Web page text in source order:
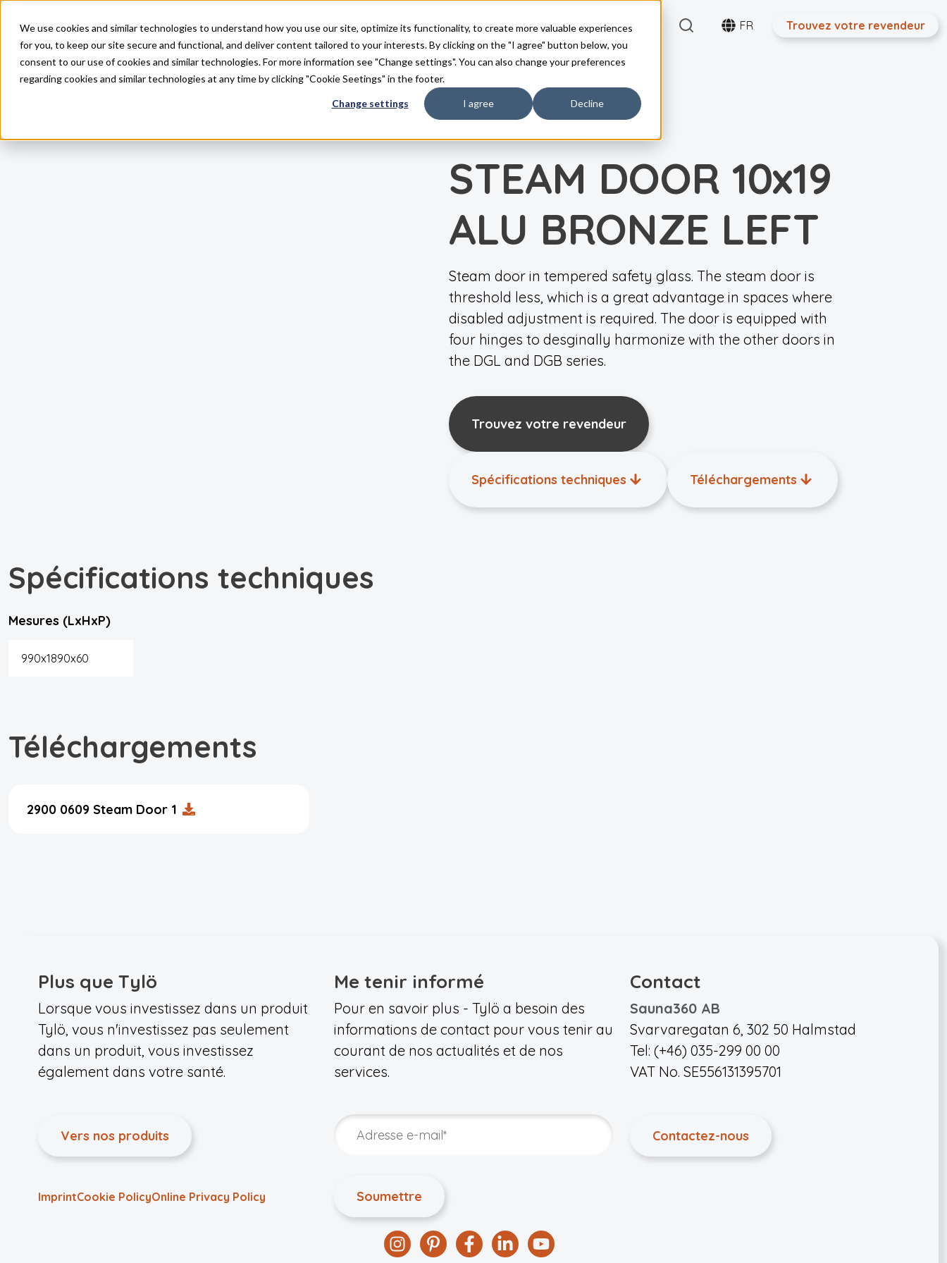
We use cookies and similar technologies to understand how you use our site, optimize its functionality, to create more valuable experiences
for you, to keep our site secure and functional, and deliver content tailored to your interests. By clicking on the "I agree" button below, you
consent to our use of cookies and similar technologies. For more information see "Change settings". You can also change your preferences
regarding cookies and similar technologies at any time by clicking "Cookie Seetings" in the footer.
Change settings I agree Decline
Skip to main content Produits Inspiration FAQ Téléchargements Contact SearchFR Trouvez votre revendeur
STEAM DOOR 10x19
ALU BRONZE LEFT
Steam door in tempered safety glass. The steam door is
threshold less, which is a great advantage in spaces where
disabled adjustment is required. The door is equipped with
four hinges to desginally harmonize with the other doors in
the DGL and DGB series.
Trouvez votre revendeur
Spécifications techniques Téléchargements
Spécifications techniques
Mesures (LxHxP)
990x1890x60
Téléchargements
2900 0609 Steam Door 1
Plus que Tylö
Lorsque vous investissez dans un produit
Tylö, vous n'investissez pas seulement
dans un produit, vous investissez
également dans votre santé.
Vers nos produits
ImprintCookie PolicyOnline Privacy Policy
Me tenir informé
Pour en savoir plus - Tylö a besoin des
informations de contact pour vous tenir au
courant de nos actualités et de nos
services.
Contact
Sauna360 AB
Svarvaregatan 6, 302 50 Halmstad
Tel: (+46) 035-299 00 00
VAT No. SE556131395701
Contactez-nous
InstagramPinterestFacebook
LinkedinYouTube